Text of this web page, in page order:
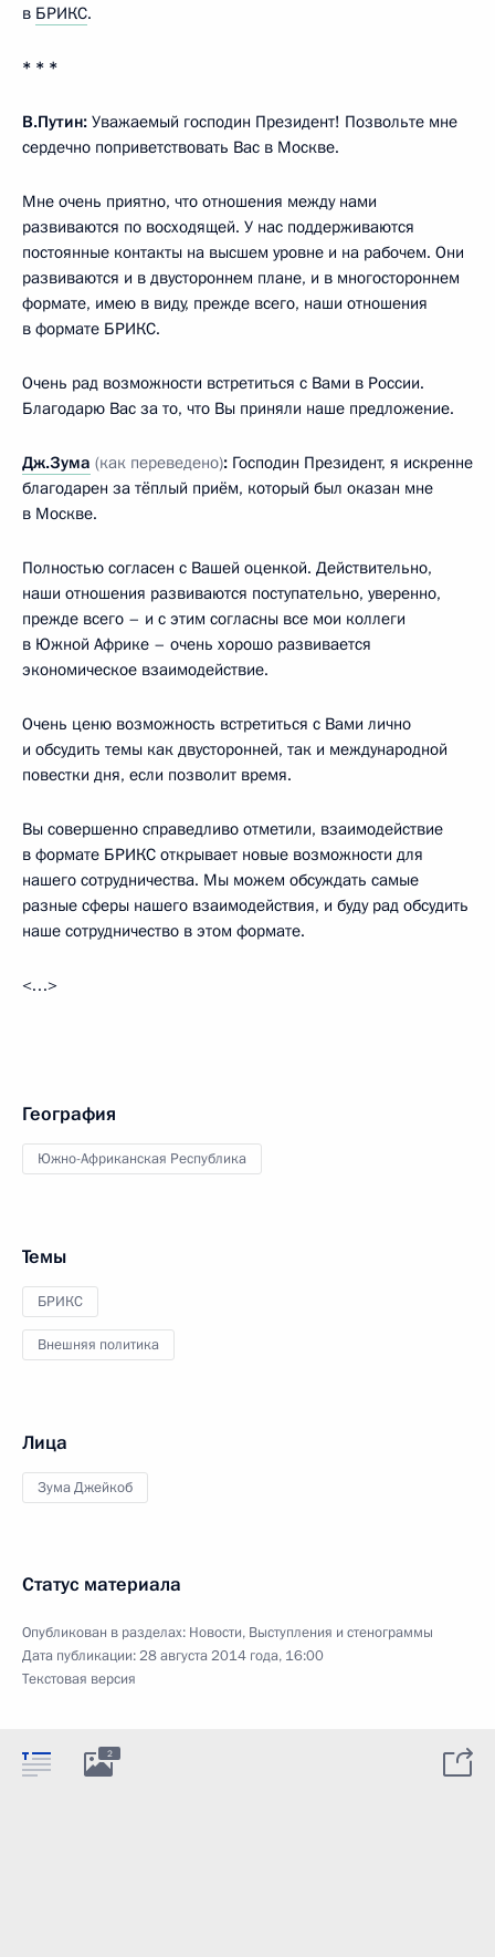
в БРИКС.
* * *
В.Путин: Уважаемый господин Президент! Позвольте мне
сердечно поприветствовать Вас в Москве.
Мне очень приятно, что отношения между нами
развиваются по восходящей. У нас поддерживаются
постоянные контакты на высшем уровне и на рабочем. Они
развиваются и в двустороннем плане, и в многостороннем
формате, имею в виду, прежде всего, наши отношения
в формате БРИКС.
Очень рад возможности встретиться с Вами в России.
Благодарю Вас за то, что Вы приняли наше предложение.
Дж.Зума (как переведено): Господин Президент, я искренне
благодарен за тёплый приём, который был оказан мне
в Москве.
Полностью согласен с Вашей оценкой. Действительно,
наши отношения развиваются поступательно, уверенно,
прежде всего – и с этим согласны все мои коллеги
в Южной Африке – очень хорошо развивается
экономическое взаимодействие.
Очень ценю возможность встретиться с Вами лично
и обсудить темы как двусторонней, так и международной
повестки дня, если позволит время.
Вы совершенно справедливо отметили, взаимодействие
в формате БРИКС открывает новые возможности для
нашего сотрудничества. Мы можем обсуждать самые
разные сферы нашего взаимодействия, и буду рад обсудить
наше сотрудничество в этом формате.
<…>
География
Южно-Африканская Республика
Темы
БРИКС
Внешняя политика
Лица
Зума Джейкоб
Статус материала
Опубликован в разделах: Новости, Выступления и стенограммы
Дата публикации:28 августа 2014 года, 16:00
Текстовая версия
2